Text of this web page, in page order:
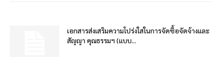
เอกสารส่งเสริมความโปร่งใสในการจัดซื้อจัดจ้างและ
สัญญา คุณธรรมฯ (แบบ...